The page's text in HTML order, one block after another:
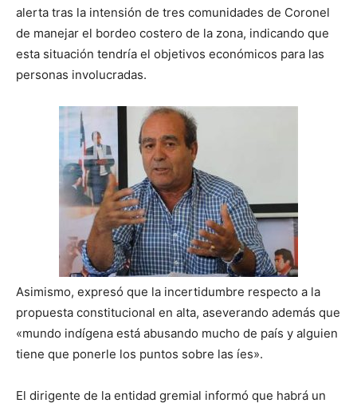
alerta tras la intensión de tres comunidades de Coronel
de manejar el bordeo costero de la zona, indicando que
esta situación tendría el objetivos económicos para las
personas involucradas.
Asimismo, expresó que la incertidumbre respecto a la
propuesta constitucional en alta, aseverando además que
«mundo indígena está abusando mucho de país y alguien
tiene que ponerle los puntos sobre las íes».
El dirigente de la entidad gremial informó que habrá un